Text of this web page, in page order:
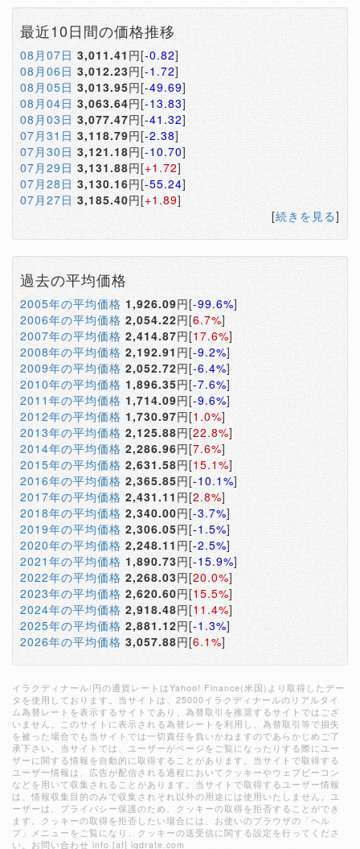
最近10日間の価格推移
08月07日 3,011.41 円[-0.82]
08月06日 3,012.23円[-1.72]
08月05日 3,013.95円[-49.69]
08月04日 3,063.64円[-13.83]
08月03日 3,077.47円[-41.32]
07月31日 3,118.79円[-2.38]
07月30日 3,121.18円[-10.70]
07月29日 3,131.88円[+1.72]
07月28日 3,130.16円[-55.24]
07月27日 3,185.40円[+1.89]
[続きを見る]
過去の平均価格
2005年の平均価格 1,926.09円[-99.6%]
2006年の平均価格 2,054.22円[6.7%]
2007年の平均価格 2,414.87円[17.6%]
2008年の平均価格 2,192.91 円[-9.2%]
2009年の平均価格 2,052.72円[-6.4%]
2010年の平均価格 1,896.35円[-7.6%]
2011年の平均価格 1,714.09円[-9.6%]
2012年の平均価格 1,730.97円[1.0%]
2013年の平均価格 2,125.88円[22.8%]
2014年の平均価格 2,286.96円[7.6%]
2015年の平均価格 2,631.58円[15.1%]
2016年の平均価格 2,365.85円[-10.1%]
2017年の平均価格 2,431.11 円[2.8%]
2018年の平均価格 2,340.00円[-3.7%]
2019年の平均価格 2,306.05円[-1.5%]
2020年の平均価格 2,248.11 円[-2.5%]
2021年の平均価格 1,890.73円[-15.9%]
2022年の平均価格 2,268.03円[20.0%]
2023年の平均価格 2,620.60円[15.5%]
2024年の平均価格 2,918.48円[11.4%]
2025年の平均価格 2,881.12円[-1.3%]
2026年の平均価格 3,057.88円[6.1%]
イラクディナール/円の通貨レートはYahoo! Finance(米国)より取得したデー
タを使用しております。当サイトは、25000イラクディナールのリアルタイ
ム為替レートを表示するサイトであり、為替取引を推奨するサイトではござ
いません。このサイトに表示される為替レートを利用し、為替取引等で損失
を被った場合でも当サイトでは一切責任を負いかねますのであらかじめご了
承下さい。当サイトでは、ユーザーがページをご覧になったりする際にユー
ザーに関する情報を自動的に取得することがあります。当サイトで取得する
ユーザー情報は、広告が配信される過程においてクッキーやウェブビーコン
などを用いて収集されることがあります。当サイトで取得するユーザー情報
は、情報収集目的のみで収集されそれ以外の用途には使用いたしません。ユ
ーザーは、プライバシー保護のため、クッキーの取得を拒否することができ
ます。クッキーの取得を拒否したい場合には、お使いのブラウザの「ヘル
プ」メニューをご覧になり、クッキーの送受信に関する設定を行ってくださ
い。お問い合わせ info [at] iqdrate.com